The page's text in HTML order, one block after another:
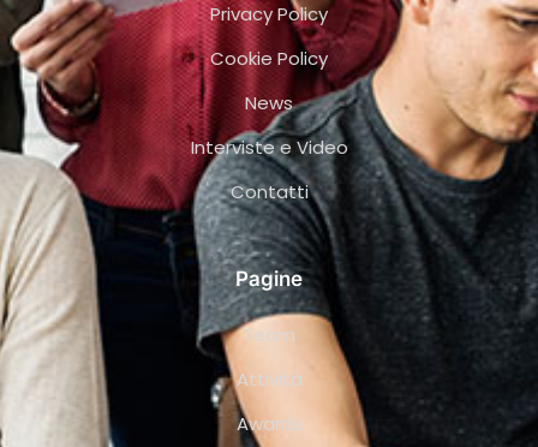
Privacy Policy
Cookie Policy
News
Interviste e Video
Contatti
Pagine
Team
Attività
Awards